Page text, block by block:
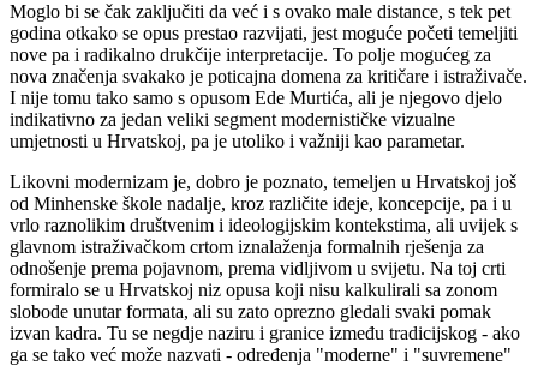
Moglo bi se čak zaključiti da već i s ovako male distance, s tek pet
godina otkako se opus prestao razvijati, jest moguće početi temeljiti
nove pa i radikalno drukčije interpretacije. To polje mogućeg za
nova značenja svakako je poticajna domena za kritičare i istraživače.
I nije tomu tako samo s opusom Ede Murtića, ali je njegovo djelo
indikativno za jedan veliki segment modernističke vizualne
umjetnosti u Hrvatskoj, pa je utoliko i važniji kao parametar.
Likovni modernizam je, dobro je poznato, temeljen u Hrvatskoj još
od Minhenske škole nadalje, kroz različite ideje, koncepcije, pa i u
vrlo raznolikim društvenim i ideologijskim kontekstima, ali uvijek s
glavnom istraživačkom crtom iznalaženja formalnih rješenja za
odnošenje prema pojavnom, prema vidljivom u svijetu. Na toj crti
formiralo se u Hrvatskoj niz opusa koji nisu kalkulirali sa zonom
slobode unutar formata, ali su zato oprezno gledali svaki pomak
izvan kadra. Tu se negdje naziru i granice između tradicijskog - ako
ga se tako već može nazvati - određenja "moderne" i "suvremene"